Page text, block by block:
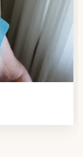
Anbieters
zum
auch